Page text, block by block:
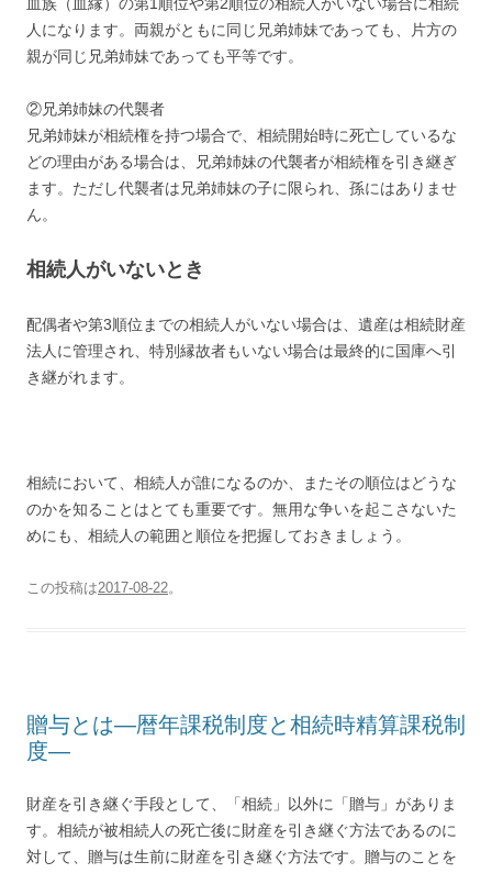
人になります。両親がともに同じ兄弟姉妹であっても、片方の
親が同じ兄弟姉妹であっても平等です。
②兄弟姉妹の代襲者
兄弟姉妹が相続権を持つ場合で、相続開始時に死亡しているな
どの理由がある場合は、兄弟姉妹の代襲者が相続権を引き継ぎ
ます。ただし代襲者は兄弟姉妹の子に限られ、孫にはありませ
ん。
相続人がいないとき
配偶者や第3順位までの相続人がいない場合は、遺産は相続財産
法人に管理され、特別縁故者もいない場合は最終的に国庫へ引
き継がれます。
相続において、相続人が誰になるのか、またその順位はどうな
のかを知ることはとても重要です。無用な争いを起こさないた
めにも、相続人の範囲と順位を把握しておきましょう。
この投稿は2017-08-22。
贈与とは―暦年課税制度と相続時精算課税制
度―
財産を引き継ぐ手段として、「相続」以外に「贈与」がありま
す。相続が被相続人の死亡後に財産を引き継ぐ方法であるのに
対して、贈与は生前に財産を引き継ぐ方法です。贈与のことを